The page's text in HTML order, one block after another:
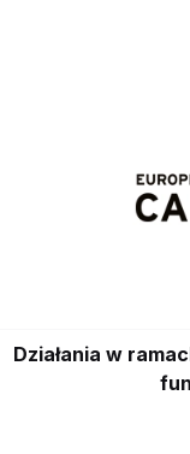
Działania w